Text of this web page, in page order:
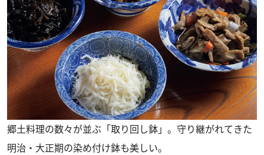
郷土料理の数々が並ぶ「取り回し鉢」。守り継がれてきた
明治・大正期の染め付け鉢も美しい。